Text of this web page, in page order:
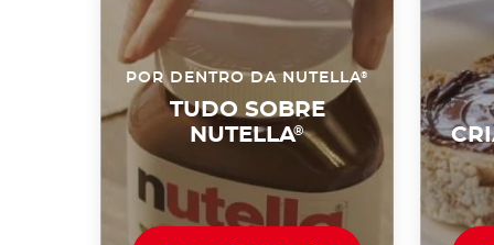
POR DENTRO DA NUTELLA®
TUDO SOBRE
NUTELLA®